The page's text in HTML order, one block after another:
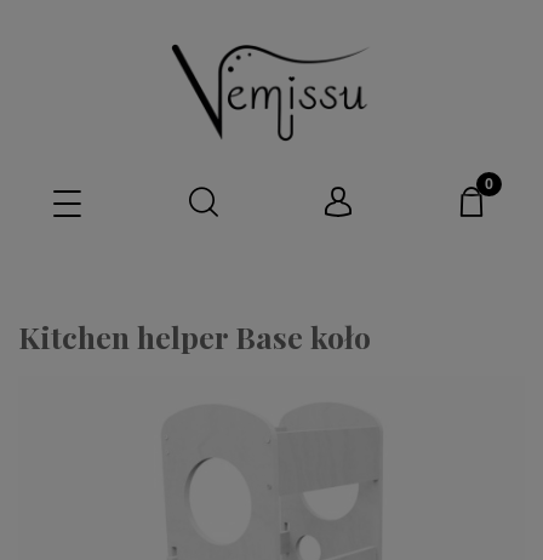
Kitchen helper Base koło